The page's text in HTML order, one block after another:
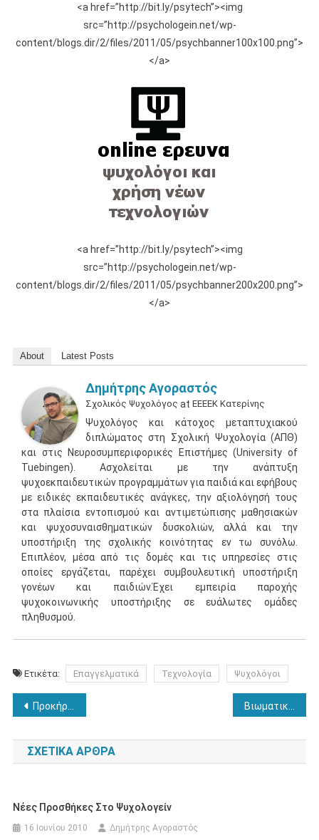
<a href=”http://bit.ly/psytech”><img
src=”http://psychologein.net/wp-
content/blogs.dir/2/files/2011/05/psychbanner100x100.png”>
</a>
<a href=”http://bit.ly/psytech”><img
src=”http://psychologein.net/wp-
content/blogs.dir/2/files/2011/05/psychbanner200x200.png”>
</a>
About Latest Posts
Δημήτρης Αγοραστός
Σχολικός Ψυχολόγος at ΕΕΕΕΚ Κατερίνης
Ψυχολόγος και κάτοχος μεταπτυχιακού
διπλώματος στη Σχολική Ψυχολογία (ΑΠΘ)
και στις Νευροσυμπεριφορικές Επιστήμες (University of
Tuebingen). Ασχολείται με την ανάπτυξη
ψυχοεκπαιδευτικών προγραμμάτων για παιδιά και εφήβους
με ειδικές εκπαιδευτικές ανάγκες, την αξιολόγησή τους
στα πλαίσια εντοπισμού και αντιμετώπισης μαθησιακών
και ψυχοσυναισθηματικών δυσκολιών, αλλά και την
υποστήριξη της σχολικής κοινότητας εν τω συνόλω.
Επιπλέον, μέσα από τις δομές και τις υπηρεσίες στις
οποίες εργάζεται, παρέχει συμβουλευτική υποστήριξη
γονέων και παιδιών.Έχει εμπειρία παροχής
ψυχοκοινωνικής υποστήριξης σε ευάλωτες ομάδες
πληθυσμού.
Ετικέτα: Επαγγελματικά Τεχνολογία Ψυχολόγοι
Πλοήγηση
άρθρων
Προκήρυξη θέσεων για το μεταπτυχιακό πρόγραμμα Συμβουλευτικής στην Ειδική Αγωγή, την Εκπαίδευση και την Υγεία
ΣΧΕΤΙΚΆ ΆΡΘΡΑ
Νέες Προσθήκες Στο Ψυχολογείν
16 Ιουνίου 2010 Δημήτρης Αγοραστός